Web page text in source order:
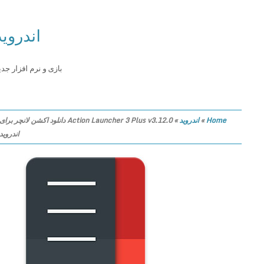
اندروید
بازی و نرم افزار جدید
Home
»اندروید»
Action Launcher 3 Plus v3.12.0 دانلود اکشن لانچر برای
اندروید